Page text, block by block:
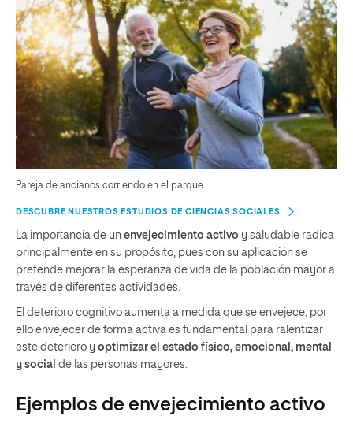
Pareja de ancianos corriendo en el parque.
DESCUBRE NUESTROS ESTUDIOS DE CIENCIAS SOCIALES
La importancia de un envejecimiento activo y saludable radica
principalmente en su propósito, pues con su aplicación se
pretende mejorar la esperanza de vida de la población mayor a
través de diferentes actividades.
El deterioro cognitivo aumenta a medida que se envejece, por
ello envejecer de forma activa es fundamental para ralentizar
este deterioro y optimizar el estado físico, emocional, mental
y social de las personas mayores.
Ejemplos de envejecimiento activo